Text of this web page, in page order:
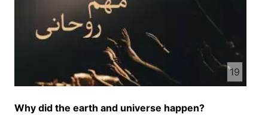
19
Why did the earth and universe happen?